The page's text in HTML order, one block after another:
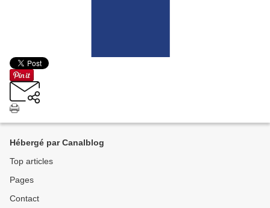
Hébergé par Canalblog
Top articles
Pages
Contact